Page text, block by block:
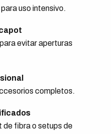
uso intensivo.
evitar aperturas
completos.
fibra o setups de